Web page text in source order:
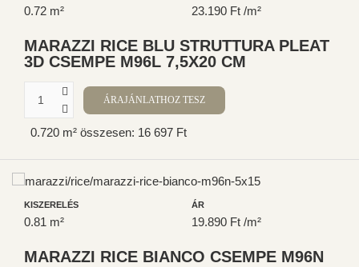
0.72 m² 23.190 Ft /m²
MARAZZI RICE BLU STRUTTURA PLEAT
3D CSEMPE M96L 7,5X20 CM
0.720 m² összesen: 16 697 Ft
KISZERELÉS
0.81 m²
ÁR
19.890 Ft /m²
MARAZZI RICE BIANCO CSEMPE M96N